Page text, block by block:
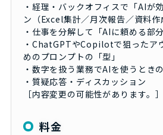
・経理・バックオフィスで「AIが
ン（Excel集計／月次報告／資料作
・仕事を分解して「AIに頼める部
・ChatGPTやCopilotで狙ったア
めのプロンプトの「型」
・数字を扱う業務でAIを使うとき
・質疑応答・ディスカッション
［内容変更の可能性があります。］
料金